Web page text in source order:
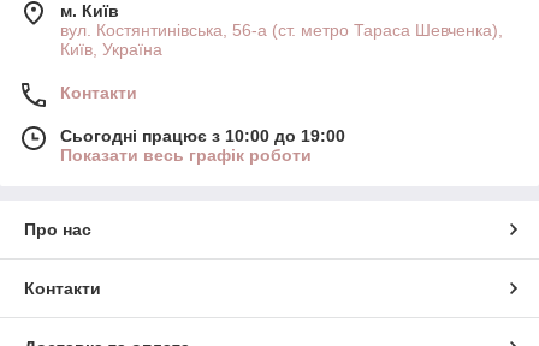
використанні і при цьому видає яскраву і дуже смачну чашку
кави. Саме тому вона вже багато років не втрачає своєї
популярності.
Кава з пуровера відрізняється більш складним смаком та
легким тілом.
Воронка для кави Kalita Wave
м. Київ
вул. Костянтинівська, 56-а (ст. метро Тараса Шевченка),
Київ, Україна
Контакти
Сьогодні працює з 10:00 до 19:00
Показати весь графік роботи
Про нас
Контакти